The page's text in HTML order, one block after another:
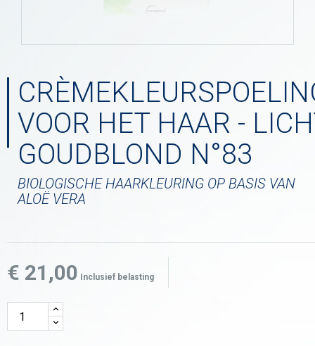
VOOR HET HAAR -
GOUDBLOND N°83
BIOLOGISCHE HAARKLEURING OP BASIS VAN
ALOË VERA
€ 21,00 Inclusief belasting